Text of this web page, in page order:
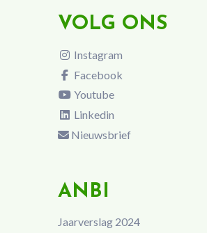
VOLG ONS
Instagram
Facebook
Youtube
Linkedin
Nieuwsbrief
ANBI
Jaarverslag 2024